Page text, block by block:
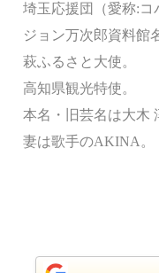
埼玉応援団（愛称:コ
ジョン万次郎資料館
萩ふるさと大使。
高知県観光特使。
本名・旧芸名は大木
妻は歌手のAKINA。